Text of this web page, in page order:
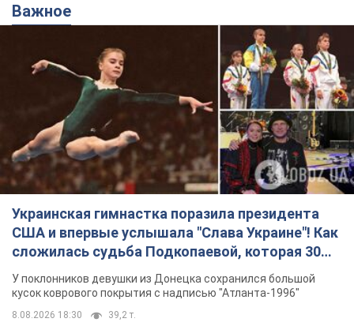
Важное
Украинская гимнастка поразила президента
США и впервые услышала "Слава Украине"! Как
сложилась судьба Подкопаевой, которая 30
лет назад завоевала "золото" Олимпиады
У поклонников девушки из Донецка сохранился большой
кусок коврового покрытия с надписью "Атланта-1996"
8.08.2026 18:30 39,2 т.